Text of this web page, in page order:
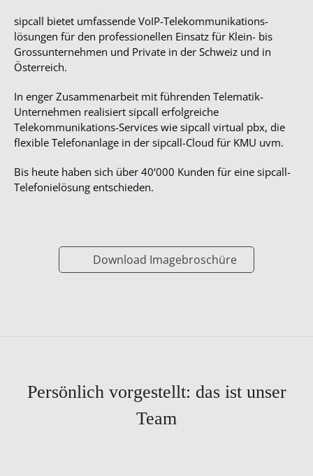
sipcall bietet umfassende VoIP-Telekommunikations-
lösungen für den professionellen Einsatz für Klein- bis
Grossunternehmen und Private in der Schweiz und in
Österreich.
In enger Zusammenarbeit mit führenden Telematik-
Unternehmen realisiert sipcall erfolgreiche
Telekommunikations-Services wie sipcall virtual pbx, die
flexible Telefonanlage in der sipcall-Cloud für KMU uvm.
Bis heute haben sich über 40‘000 Kunden für eine sipcall-
Telefonielösung entschieden.
Download Imagebroschüre
Persönlich vorgestellt: das ist unser
Team